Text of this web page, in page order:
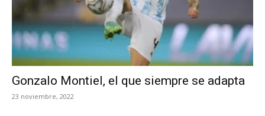
Gonzalo Montiel, el que siempre se adapta
23 noviembre, 2022